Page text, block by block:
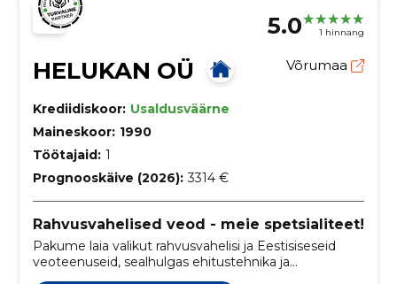
5.0 1 hinnang
HELUKAN OÜ Võrumaa
Krediidiskoor: Usaldusväärne
Maineskoor: 1990
Töötajaid: 1
Prognooskäive (2026): 3314 €
Rahvusvahelised veod - meie spetsialiteet!
Pakume laia valikut rahvusvahelisi ja Eestisiseseid
veoteenuseid, sealhulgas ehitustehnika ja